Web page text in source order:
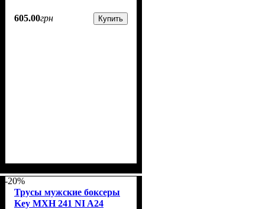
605.00грн Купить
-20%
Трусы мужские боксеры
Key MXH 241 NI A24